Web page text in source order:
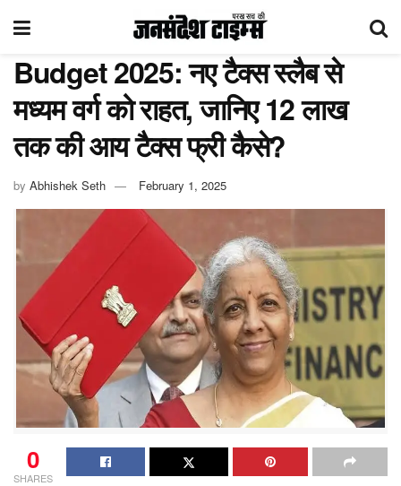
Budget 2025: नए टैक्स स्लैब से
मध्यम वर्ग को राहत, जानिए 12 लाख
तक की आय टैक्स फ्री कैसे?
by Abhishek Seth February 1, 2025
0
SHARES